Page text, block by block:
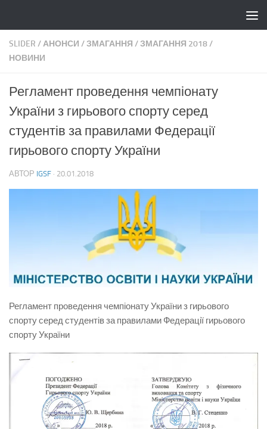
SLIDER /АНОНСИ /ЗМАГАННЯ /ЗМАГАННЯ 2018/
НОВИНИ
Регламент проведення чемпіонату
України з гирьового спорту серед
студентів за правилами Федерації
гирьового спорту України
АВТОР IGSF · 20.01.2018
Регламент проведення чемпіонату України з гирьового
спорту серед студентів за правилами Федерації гирьового
спорту України